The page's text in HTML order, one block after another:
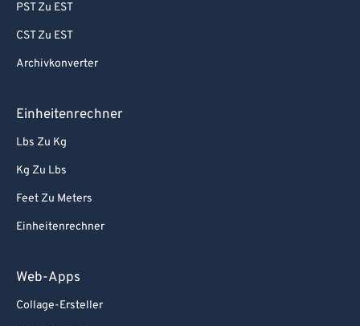
PST Zu EST
CST Zu EST
Archivkonverter
Einheitenrechner
Lbs Zu Kg
Kg Zu Lbs
Feet Zu Meters
Einheitenrechner
Web-Apps
Collage-Ersteller